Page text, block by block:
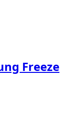
Freeze